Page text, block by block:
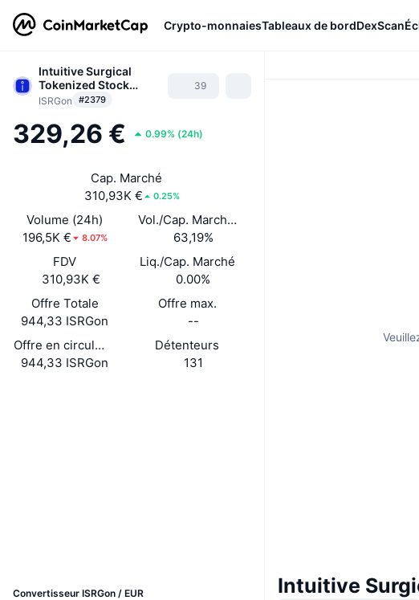
Crypto-monnaiesTableaux de bordDexScan
Intuitive Surgical
Tokenized Stock
(Ondo)
ISRGon #2379
39
329,26 € 0.99% (24h)
Cap. Marché
310,93K €
0.25%
Volume (24h)
196,5K €
8.07%
Vol./Cap. Marché (24 h)
63,19%
FDV
310,93K €
Liq./Cap. Marché
0.00%
Offre Totale
944,33 ISRGon
Offre max.
--
Offre en circulation
944,33 ISRGon
Détenteurs
131
Convertisseur ISRGon / EUR
Intuitive